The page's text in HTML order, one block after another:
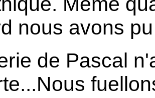
nous avons
de Pascal